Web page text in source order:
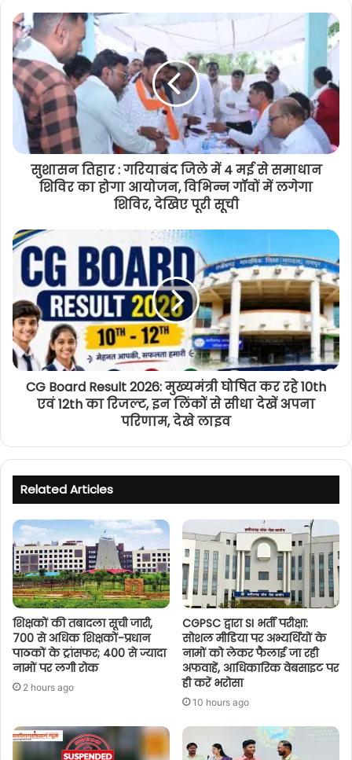
सुशासन तिहार : गरियाबंद जिले में 4 मई से समाधान
शिविर का होगा आयोजन, विभिन्न गॉवों में लगेगा
शिविर, देखिए पूरी सूची
CG Board Result 2026: मुख्यमंत्री घोषित कर रहे 10th
एवं 12th का रिजल्ट, इन लिंकों से सीधा देखें अपना
परिणाम, देखे लाइव
Related Articles
शिक्षकों की तबादला सूची जारी,
700 से अधिक शिक्षकों-प्रधान
पाठकों के ट्रांसफर; 400 से ज्यादा
नामों पर लगी रोक
2 hours ago
CGPSC द्वारा SI भर्ती परीक्षा:
सोशल मीडिया पर अभ्यर्थियों के
नामों को लेकर फैलाई जा रही
अफवाहें, आधिकारिक वेबसाइट पर
ही करें भरोसा
10 hours ago